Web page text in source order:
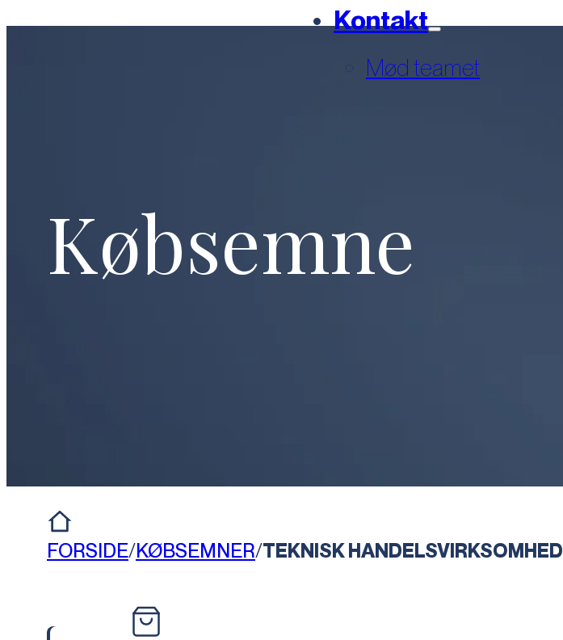
Kontakt
Mød teamet
Købsemne
FORSIDE/KØBSEMNER/TEKNISK HANDELSVIRKSOMHED